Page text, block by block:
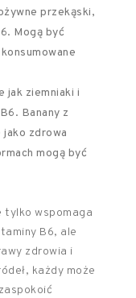
przekąski,
Mogą być
jak ziemniaki i
Banany z
zdrowa
mogą być
tylko wspomaga
B6, ale
zdrowia i
każdy może